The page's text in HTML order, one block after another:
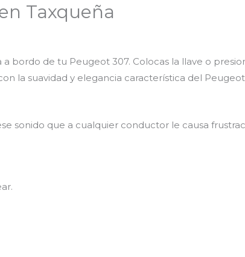
Taxqueña
bordo de tu Peugeot 307. Colocas la llave o
la suavidad y elegancia característica del
sonido que a cualquier conductor le causa